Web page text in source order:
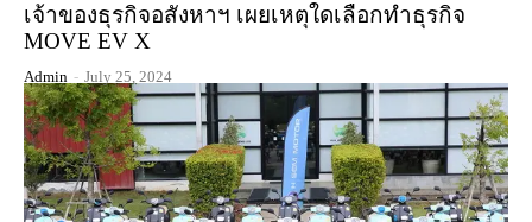
เจ้าของธุรกิจอสังหาฯ เผยเหตุใดเลือกทำธุรกิจ
MOVE EV X
Admin - July 25, 2024